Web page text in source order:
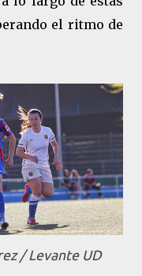
el ritmo de
/ Levante UD